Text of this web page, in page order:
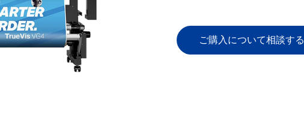
ご購入について相談する